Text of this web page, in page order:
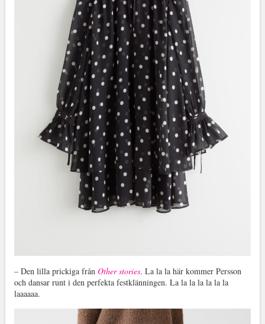
– Den lilla prickiga från Other stories. La la la här kommer Persson
och dansar runt i den perfekta festklänningen. La la la la la la la
laaaaaa.